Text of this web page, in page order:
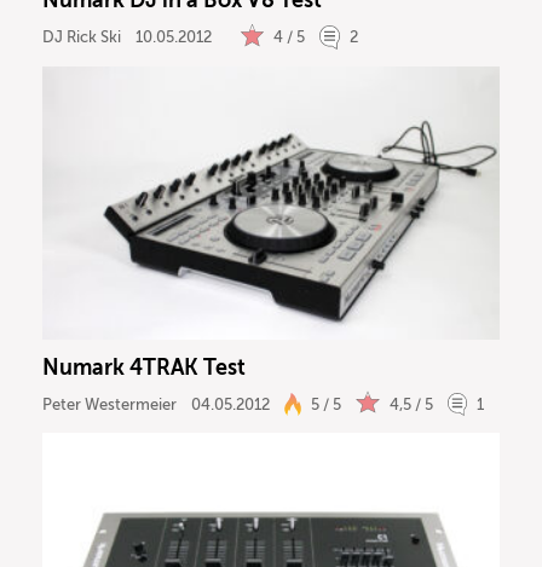
DJ Rick Ski 10.05.2012 4 / 5 2
Numark 4TRAK Test
Peter Westermeier 04.05.2012 5 / 5 4,5 / 5 1